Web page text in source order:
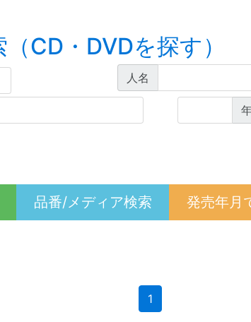
CD・DVDを探す）
人名
品番/メディア検索 発売年月
1(current)